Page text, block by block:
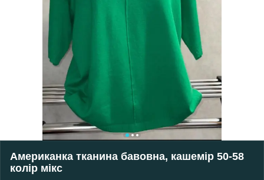
Американка тканина бавовна, кашемір 50-58
колір мікс